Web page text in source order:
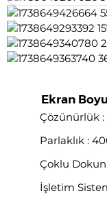
Ekran
Çözünürlük :
Parlaklık :
Çoklu
İşletim